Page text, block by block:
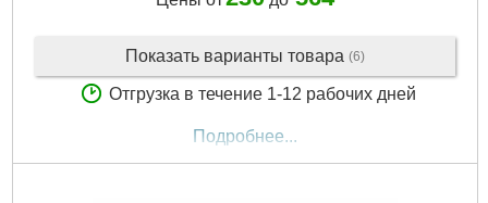
Показать варианты товара (6)
Отгрузка в течение 1-12 рабочих дней
Подробнее...